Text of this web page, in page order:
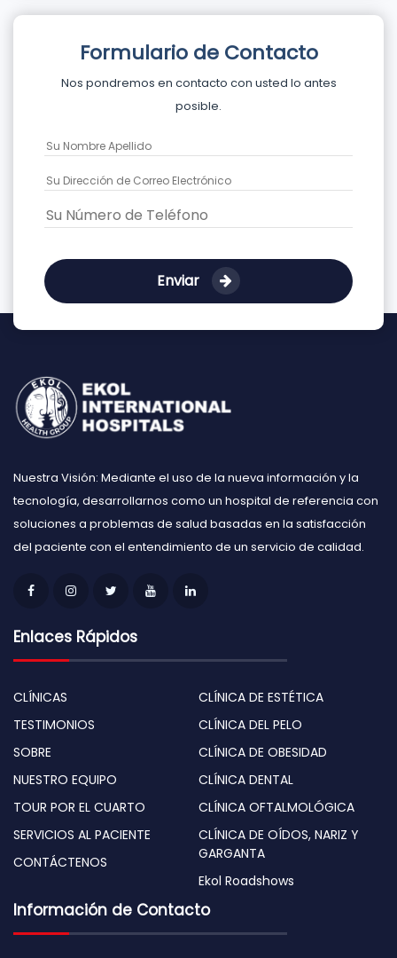
Formulario de Contacto
Nos pondremos en contacto con usted lo antes
posible.
Enviar
Nuestra Visión: Mediante el uso de la nueva información y la
tecnología, desarrollarnos como un hospital de referencia con
soluciones a problemas de salud basadas en la satisfacción
del paciente con el entendimiento de un servicio de calidad.
Enlaces Rápidos
CLÍNICAS
TESTIMONIOS
SOBRE
NUESTRO EQUIPO
TOUR POR EL CUARTO
SERVICIOS AL PACIENTE
CONTÁCTENOS
CLÍNICA DE ESTÉTICA
CLÍNICA DEL PELO
CLÍNICA DE OBESIDAD
CLÍNICA DENTAL
CLÍNICA OFTALMOLÓGICA
CLÍNICA DE OÍDOS, NARIZ Y
GARGANTA
Ekol Roadshows
Información de Contacto